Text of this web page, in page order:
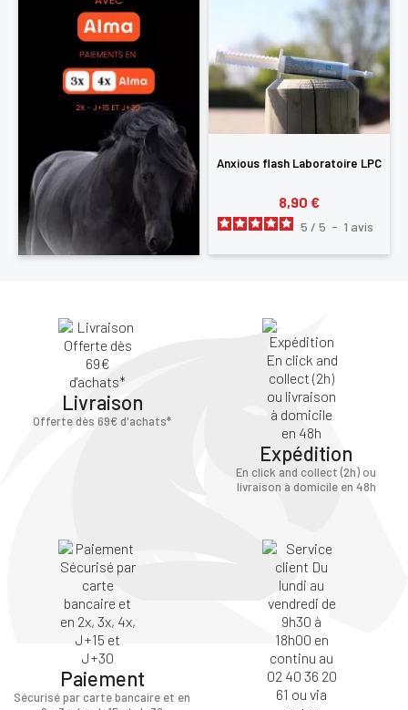
Anxious flash Laboratoire LPC
8,90 €
5 / 5 - 1 avis
Livraison
Offerte dès 69€ d'achats*
Expédition
En click and collect (2h) ou
livraison à domicile en 48h
Paiement
Sécurisé par carte bancaire et en
Vous devez être connecté pour enregistrer des
ANNULER CONNECTER